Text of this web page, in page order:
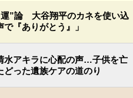
”論 大谷翔平のカネを使い込
『ありがとう』」
水アキラに心配の声…子供を亡
どった遺族ケアの道のり